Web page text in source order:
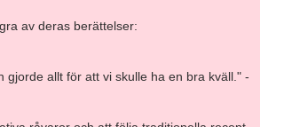
av deras berättelser:
allt för att vi skulle ha en bra kväll." -